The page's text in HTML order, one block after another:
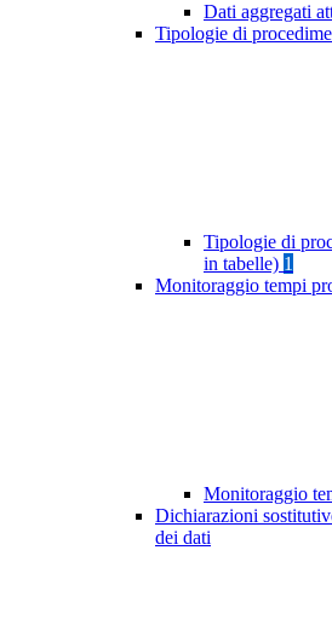
Dati aggregati
Tipologie di
Tipologie di
in tabelle) 1
Monitoraggio tempi
Monitoraggio
Dichiarazioni
dei dati